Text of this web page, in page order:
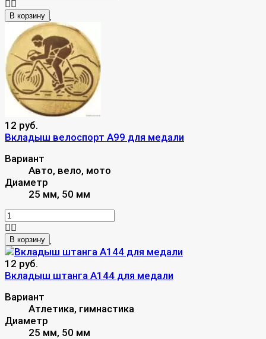
В корзину
12 руб.
Вкладыш велоспорт A99 для медали
Вариант
Авто, вело, мото
Диаметр
25 мм, 50 мм
В корзину
12 руб.
Вкладыш штанга A144 для медали
Вариант
Атлетика, гимнастика
Диаметр
25 мм, 50 мм